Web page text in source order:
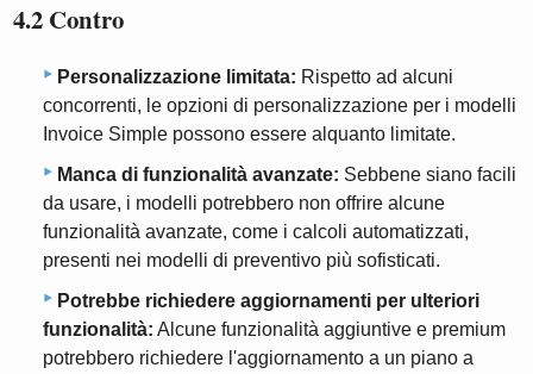
4.2 Contro
Personalizzazione limitata: Rispetto ad alcuni
concorrenti, le opzioni di personalizzazione per i modelli
Invoice Simple possono essere alquanto limitate.
Manca di funzionalità avanzate: Sebbene siano facili
da usare, i modelli potrebbero non offrire alcune
funzionalità avanzate, come i calcoli automatizzati,
presenti nei modelli di preventivo più sofisticati.
Potrebbe richiedere aggiornamenti per ulteriori
funzionalità: Alcune funzionalità aggiuntive e premium
potrebbero richiedere l'aggiornamento a un piano a